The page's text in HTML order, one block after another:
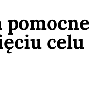
pomocne
celu